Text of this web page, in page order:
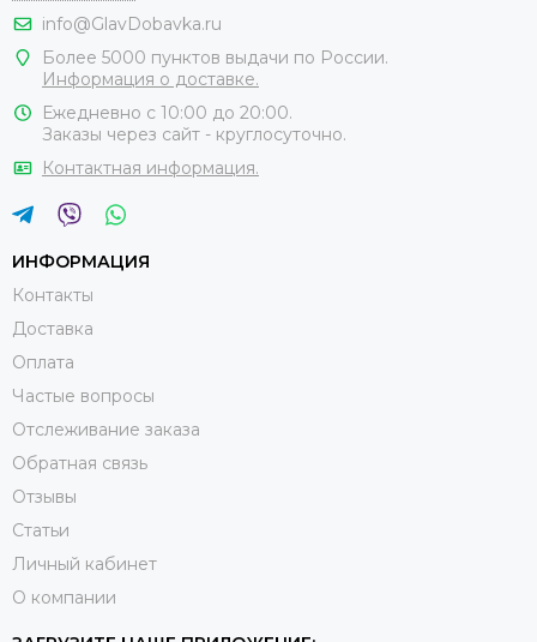
info@GlavDobavka.ru
Более 5000 пунктов выдачи по России.
Информация о доставке.
Ежедневно с 10:00 до 20:00.
Заказы через сайт - круглосуточно.
Контактная информация.
ИНФОРМАЦИЯ
Контакты
Доставка
Оплата
Частые вопросы
Отслеживание заказа
Обратная связь
Отзывы
Статьи
Личный кабинет
О компании